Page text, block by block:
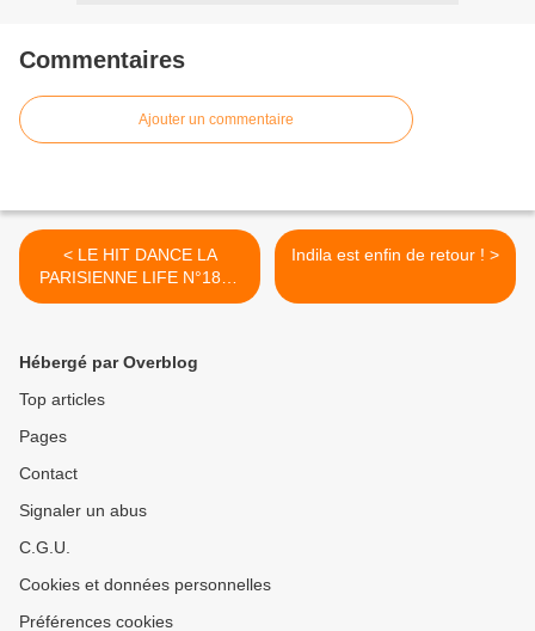
Commentaires
Ajouter un commentaire
< LE HIT DANCE LA
PARISIENNE LIFE N°180 -
23 AOUT 2019
Indila est enfin de retour ! >
Hébergé par Overblog
Top articles
Pages
Contact
Signaler un abus
C.G.U.
Cookies et données personnelles
Préférences cookies